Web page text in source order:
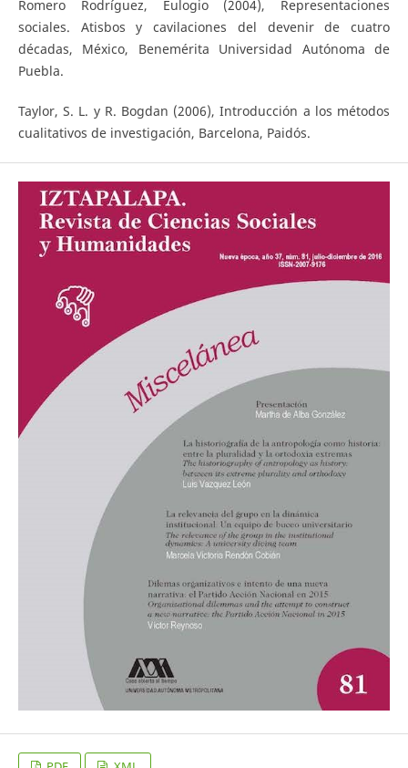
Romero Rodríguez, Eulogio (2004), Representaciones
sociales. Atisbos y cavilaciones del devenir de cuatro
décadas, México, Benemérita Universidad Autónoma de
Puebla.
Taylor, S. L. y R. Bogdan (2006), Introducción a los métodos
cualitativos de investigación, Barcelona, Paidós.